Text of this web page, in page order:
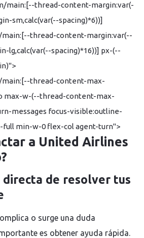
main:[--thread-content-margin:var(-
sm,calc(var(--spacing)*6))]
main:[--thread-content-margin:var(--
lg,calc(var(--spacing)*16))] px-(--
thread-content-max-
max-w-(--thread-content-max-
messages focus-visible:outline-
full min-w-0 flex-col agent-turn">
a United Airlines
directa de resolver tus
o surge una duda
es obtener ayuda rápida.